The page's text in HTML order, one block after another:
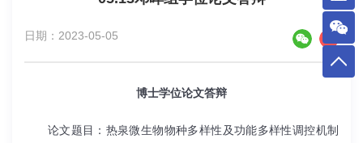
日期：2023-05-05
博士学位论文答辩
论文题目：热泉微生物物种多样性及功能多样性调控机制